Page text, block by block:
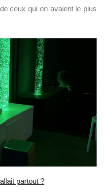
ceux qui en avaient le plus
partout ?